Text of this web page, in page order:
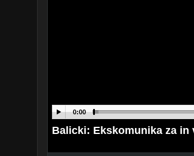
0:00
Balicki: Ekskomunika za in